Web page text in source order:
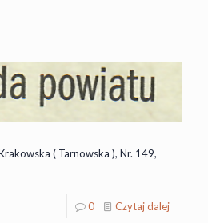
( Tarnowska ), Nr. 149,
0 Czytaj dalej